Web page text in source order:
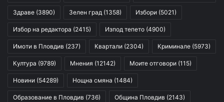
Здраве (3890) Зелен град (1358) Избори (5021)
Избор на редактора (2415) Изпод тепето (4900)
Имоти в Пловдив (237) Квартали (2304) Криминале (5973)
Култура (9789) Мнения (12142) Моите отговори (115)
Новини (54289) Нощна смяна (1484)
Образование в Пловдив (736) Община Пловдив (2143)